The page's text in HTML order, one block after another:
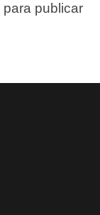
para publicar